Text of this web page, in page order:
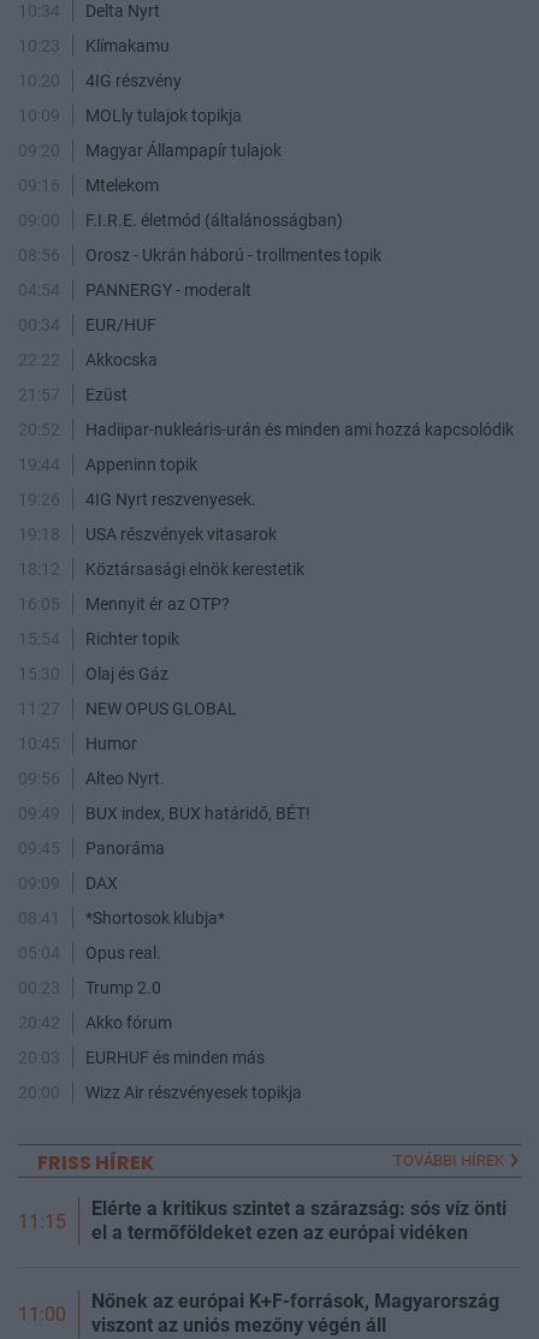
10:34
Delta Nyrt
10:23
Klímakamu
10:20
4IG részvény
10:09
MOLly tulajok topikja
09:20
Magyar Állampapír tulajok
09:16
Mtelekom
09:00
F.I.R.E. életmód (általánosságban)
08:56
Orosz - Ukrán háború - trollmentes topik
04:54
PANNERGY - moderalt
00:34
EUR/HUF
22:22
Akkocska
21:57
Ezüst
20:52
Hadiipar-nukleáris-urán és minden ami hozzá kapcsolódik
19:44
Appeninn topik
19:26
4IG Nyrt reszvenyesek.
19:18
USA részvények vitasarok
18:12
Köztársasági elnök kerestetik
16:05
Mennyit ér az OTP?
15:54
Richter topik
15:30
Olaj és Gáz
11:27
NEW OPUS GLOBAL
10:45
Humor
09:56
Alteo Nyrt.
09:49
BUX index, BUX határidő, BÉT!
09:45
Panoráma
09:09
DAX
08:41
*Shortosok klubja*
05:04
Opus real.
00:23
Trump 2.0
20:42
Akko fórum
20:03
EURHUF és minden más
20:00
Wizz Air részvényesek topikja
FRISS HÍREK TOVÁBBI HÍREK
11:15
Elérte a kritikus szintet a szárazság: sós víz önti
el a termőföldeket ezen az európai vidéken
11:00
Nőnek az európai K+F-források, Magyarország
viszont az uniós mezőny végén áll